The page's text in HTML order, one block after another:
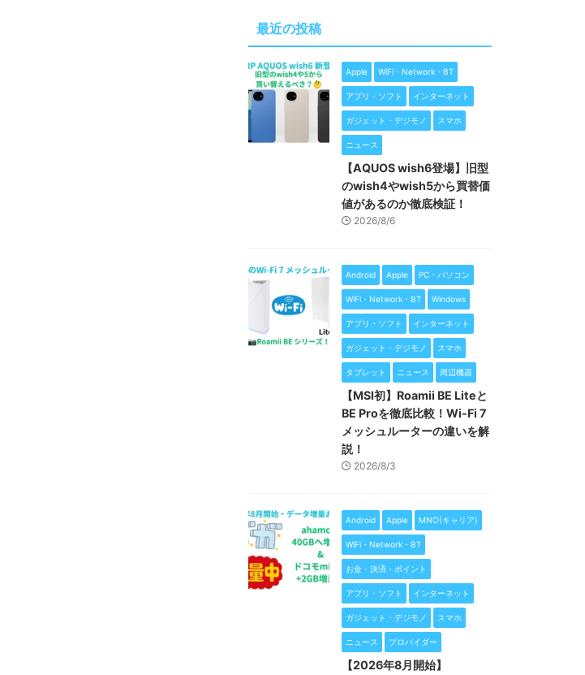
最近の投稿
Apple WiFi・Network・BT
アプリ・ソフト インターネット
ガジェット・デジモノ スマホ
ニュース
【AQUOS wish6登場】旧型
のwish4やwish5から買替価
値があるのか徹底検証！
2026/8/6
Android Apple PC・パソコン
WiFi・Network・BT Windows
アプリ・ソフト インターネット
ガジェット・デジモノ スマホ
タブレット ニュース 周辺機器
【MSI初】Roamii BE Liteと
BE Proを徹底比較！Wi-Fi 7
メッシュルーターの違いを解
説！
2026/8/3
Android Apple MNO(キャリア)
WiFi・Network・BT
お金・決済・ポイント
アプリ・ソフト インターネット
ガジェット・デジモノ スマホ
ニュース プロバイダー
【2026年8月開始】